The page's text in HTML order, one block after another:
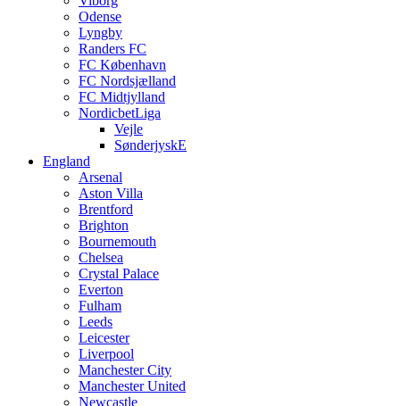
Odense
Lyngby
Randers FC
FC København
FC Nordsjælland
FC Midtjylland
NordicbetLiga
Vejle
SønderjyskE
England
Arsenal
Aston Villa
Brentford
Brighton
Bournemouth
Chelsea
Crystal Palace
Everton
Fulham
Leeds
Leicester
Liverpool
Manchester City
Manchester United
Newcastle